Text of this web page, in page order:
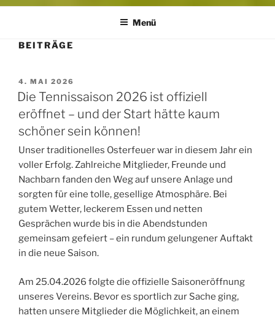
Menü
BEITRÄGE
VERÖFFENTLICHT
AM
4. MAI 2026
Die Tennissaison 2026 ist offiziell
eröffnet – und der Start hätte kaum
schöner sein können!
Unser traditionelles Osterfeuer war in diesem Jahr ein
voller Erfolg. Zahlreiche Mitglieder, Freunde und
Nachbarn fanden den Weg auf unsere Anlage und
sorgten für eine tolle, gesellige Atmosphäre. Bei
gutem Wetter, leckerem Essen und netten
Gesprächen wurde bis in die Abendstunden
gemeinsam gefeiert – ein rundum gelungener Auftakt
in die neue Saison.
Am 25.04.2026 folgte die offizielle Saisoneröffnung
unseres Vereins. Bevor es sportlich zur Sache ging,
hatten unsere Mitglieder die Möglichkeit, an einem